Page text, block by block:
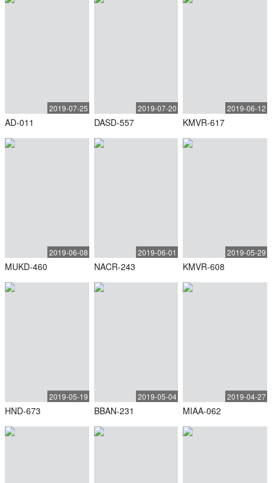
2019-07-25
AD-011
2019-07-20
DASD-557
2019-06-12
KMVR-617
2019-06-08
MUKD-460
2019-06-01
NACR-243
2019-05-29
KMVR-608
2019-05-19
HND-673
2019-05-04
BBAN-231
2019-04-27
MIAA-062